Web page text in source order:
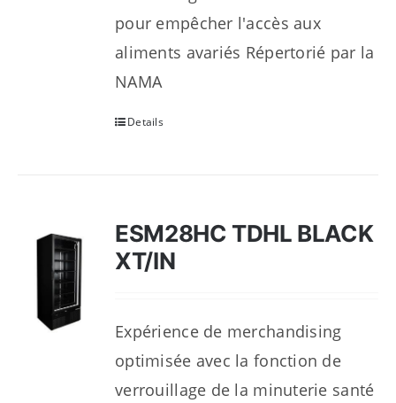
pour empêcher l'accès aux
aliments avariés Répertorié par la
NAMA
Details
ESM28HC TDHL BLACK
XT/IN
Expérience de merchandising
optimisée avec la fonction de
verrouillage de la minuterie santé